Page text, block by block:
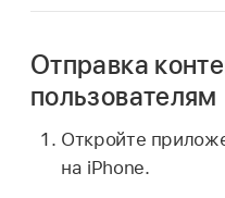
Отправка
пользователям
Откройте
на iPhone.